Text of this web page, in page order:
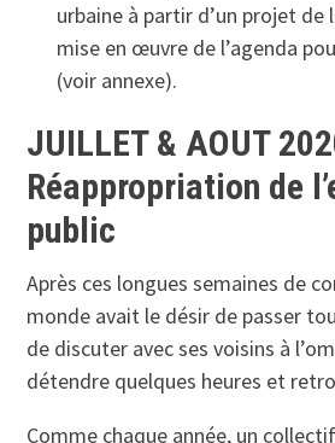
urbaine à partir d’un projet
mise en œuvre de l’agenda
(voir annexe).
JUILLET & AOUT
Réappropriation de
public
Après ces longues semaines de
monde avait le désir de passer
de discuter avec ses voisins à
détendre quelques heures et
Comme chaque année, un